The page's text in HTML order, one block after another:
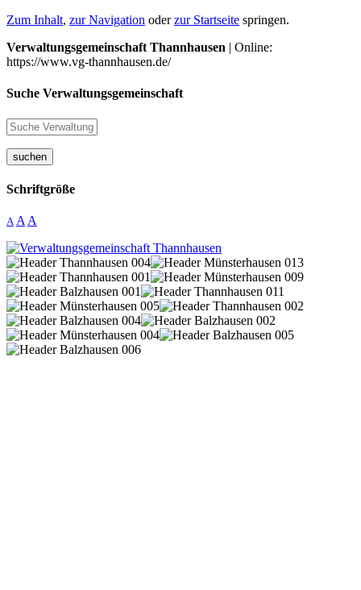
Zum Inhalt, zur Navigation oderzur Startseite springen.
Verwaltungsgemeinschaft Thannhausen | Online:
https://www.vg-thannhausen.de/
Suche Verwaltungsgemeinschaft
suchen
Schriftgröße
A A A